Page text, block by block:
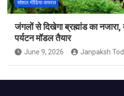
सोशल मीडिया वायरल
जंगलों से दिखेगा ब्रह्मांड का
पर्यटन मॉडल तैयार
June 9, 2026 Janpaksh